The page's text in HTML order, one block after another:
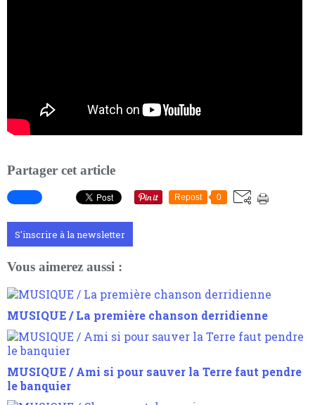
Partager cet article
Repost 0
S'inscrire à la newsletter
Vous aimerez aussi :
MUSIQUE / La première chanson derridienne
MUSIQUE / Ami si pour sauver la Terre faut pendre
le banquier